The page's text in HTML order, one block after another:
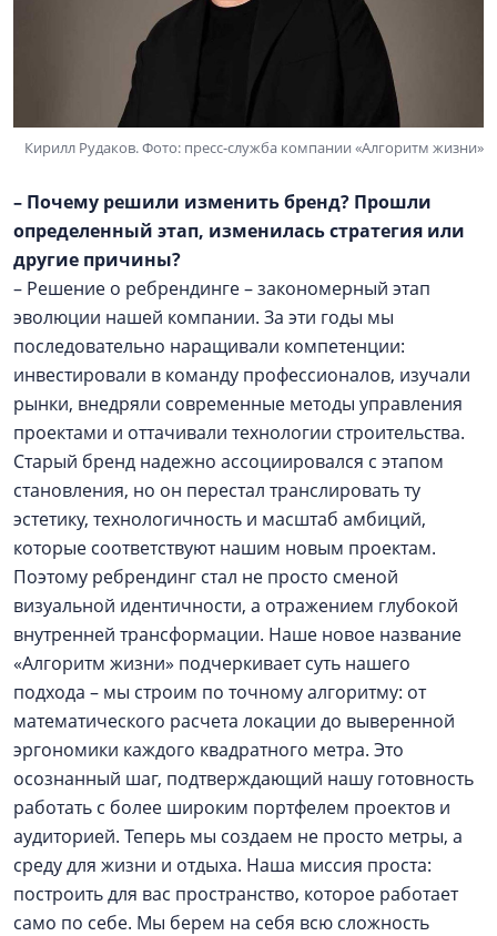
Кирилл Рудаков. Фото: пресс-служба компании «Алгоритм жизни»
– Почему решили изменить бренд? Прошли
определенный этап, изменилась стратегия или
другие причины?
– Решение о ребрендинге – закономерный этап
эволюции нашей компании. За эти годы мы
последовательно наращивали компетенции:
инвестировали в команду профессионалов, изучали
рынки, внедряли современные методы управления
проектами и оттачивали технологии строительства.
Старый бренд надежно ассоциировался с этапом
становления, но он перестал транслировать ту
эстетику, технологичность и масштаб амбиций,
которые соответствуют нашим новым проектам.
Поэтому ребрендинг стал не просто сменой
визуальной идентичности, а отражением глубокой
внутренней трансформации. Наше новое название
«Алгоритм жизни» подчеркивает суть нашего
подхода – мы строим по точному алгоритму: от
математического расчета локации до выверенной
эргономики каждого квадратного метра. Это
осознанный шаг, подтверждающий нашу готовность
работать с более широким портфелем проектов и
аудиторией. Теперь мы создаем не просто метры, а
среду для жизни и отдыха. Наша миссия проста:
построить для вас пространство, которое работает
само по себе. Мы берем на себя всю сложность